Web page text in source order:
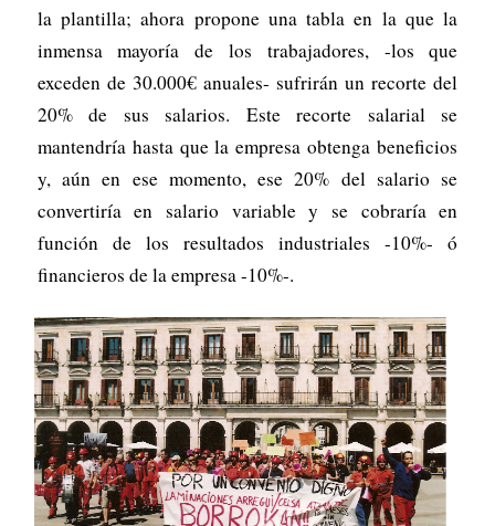
la plantilla; ahora propone una tabla en la que la
inmensa mayoría de los trabajadores, -los que
exceden de 30.000€ anuales- sufrirán un recorte del
20% de sus salarios. Este recorte salarial se
mantendría hasta que la empresa obtenga beneficios
y, aún en ese momento, ese 20% del salario se
convertiría en salario variable y se cobraría en
función de los resultados industriales -10%- ó
financieros de la empresa -10%-.